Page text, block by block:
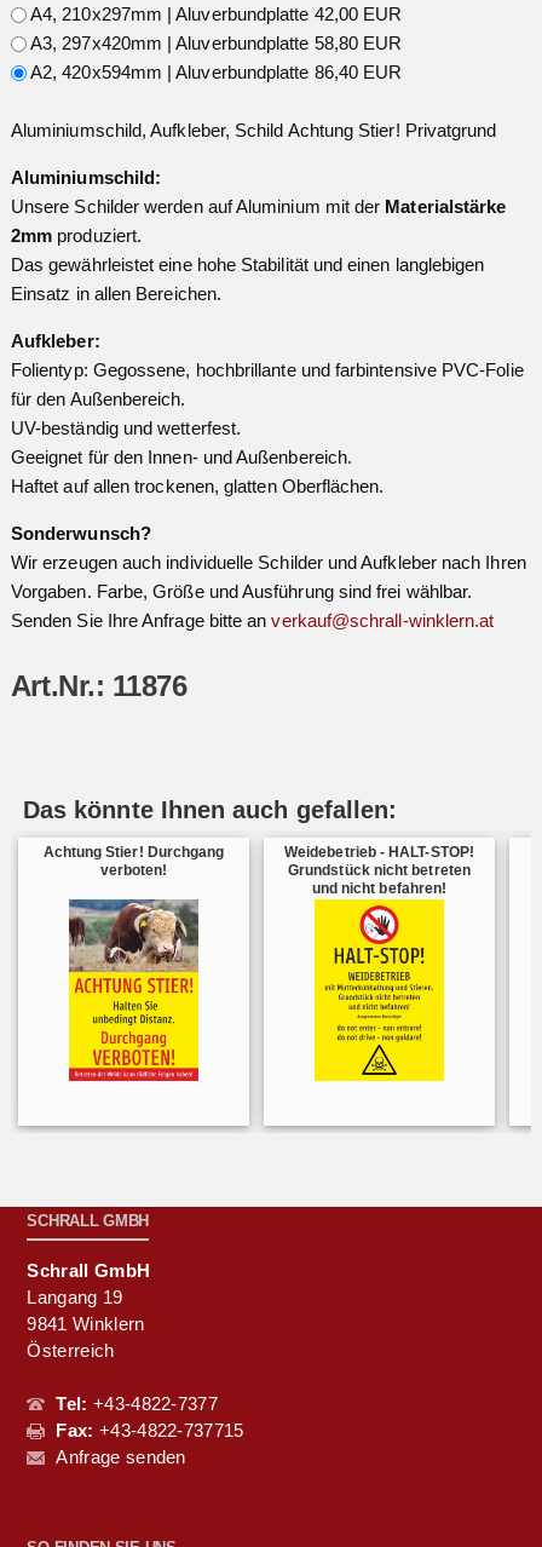
A4, 210x297mm | Aluverbundplatte 42,00 EUR
A3, 297x420mm | Aluverbundplatte 58,80 EUR
A2, 420x594mm | Aluverbundplatte 86,40 EUR
Aluminiumschild, Aufkleber, Schild Achtung Stier! Privatgrund
Aluminiumschild:
Unsere Schilder werden auf Aluminium mit der Materialstärke
2mm produziert.
Das gewährleistet eine hohe Stabilität und einen langlebigen
Einsatz in allen Bereichen.
Aufkleber:
Folientyp: Gegossene, hochbrillante und farbintensive PVC-Folie
für den Außenbereich.
UV-beständig und wetterfest.
Geeignet für den Innen- und Außenbereich.
Haftet auf allen trockenen, glatten Oberflächen.
Sonderwunsch?
Wir erzeugen auch individuelle Schilder und Aufkleber nach Ihren
Vorgaben. Farbe, Größe und Ausführung sind frei wählbar.
Senden Sie Ihre Anfrage bitte anverkauf@schrall-winklern.at
Art.Nr.: 11876
Das könnte Ihnen auch gefallen:
Achtung Stier! Durchgang
verboten!
Weidebetrieb - HALT-STOP!
Grundstück nicht betreten
und nicht befahren!
SCHRALL GMBH
Schrall GmbH
Langang 19
9841 Winklern
Österreich
Tel: +43-4822-7377
Fax: +43-4822-737715
Anfrage senden